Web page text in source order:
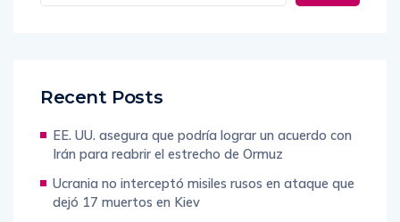
Recent Posts
EE. UU. asegura que podría lograr un acuerdo con
Irán para reabrir el estrecho de Ormuz
Ucrania no interceptó misiles rusos en ataque que
dejó 17 muertos en Kiev